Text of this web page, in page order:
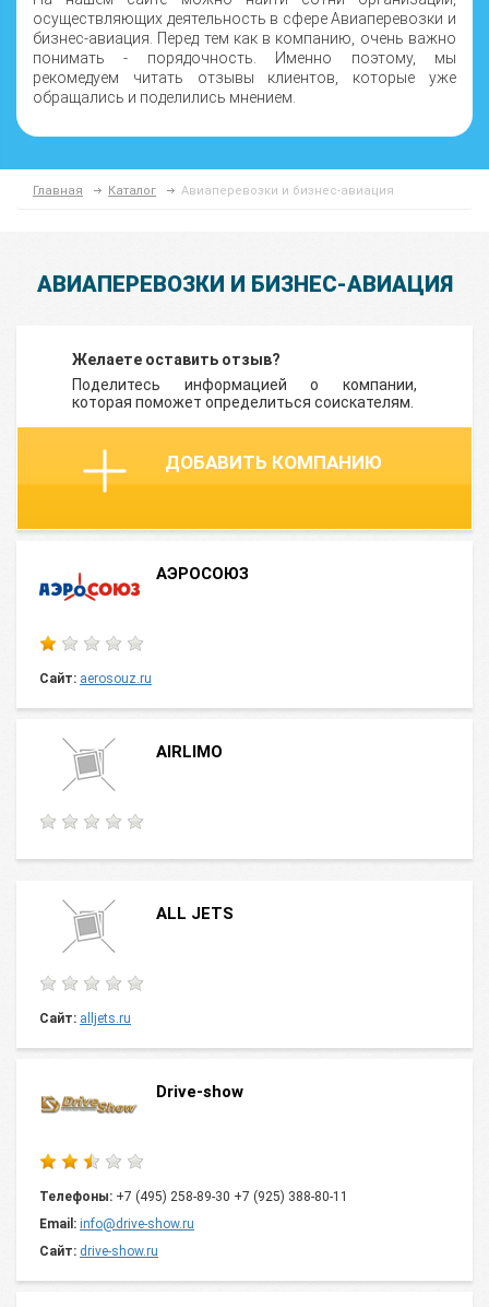
осуществляющих деятельность в сфере Авиаперевозки и
бизнес-авиация. Перед тем как в компанию, очень важно
понимать - порядочность. Именно поэтому, мы
рекомедуем читать отзывы клиентов, которые уже
обращались и поделились мнением.
Главная Каталог Авиаперевозки и бизнес-авиация
АВИАПЕРЕВОЗКИ И БИЗНЕС-АВИАЦИЯ
Желаете оставить отзыв?
Поделитесь информацией о компании,
которая поможет определиться соискателям.
ДОБАВИТЬ КОМПАНИЮ
АЭРОСОЮЗ
Сайт: aerosouz.ru
AIRLIMO
ALL JETS
Сайт: alljets.ru
Drive-show
Телефоны: +7 (495) 258-89-30 +7 (925) 388-80-11
Email: info@drive-show.ru
Сайт: drive-show.ru